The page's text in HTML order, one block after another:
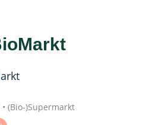
Daten werden geladen
(Bio-)Supermarkt